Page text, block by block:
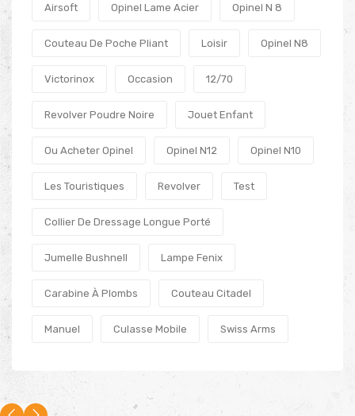
Airsoft Opinel Lame Acier Opinel N 8
Couteau De Poche Pliant Loisir Opinel N8
Victorinox Occasion 12/70
Revolver Poudre Noire Jouet Enfant
Ou Acheter Opinel Opinel N12 Opinel N10
Les Touristiques Revolver Test
Collier De Dressage Longue Porté
Jumelle Bushnell Lampe Fenix
Carabine À Plombs Couteau Citadel
Manuel Culasse Mobile Swiss Arms